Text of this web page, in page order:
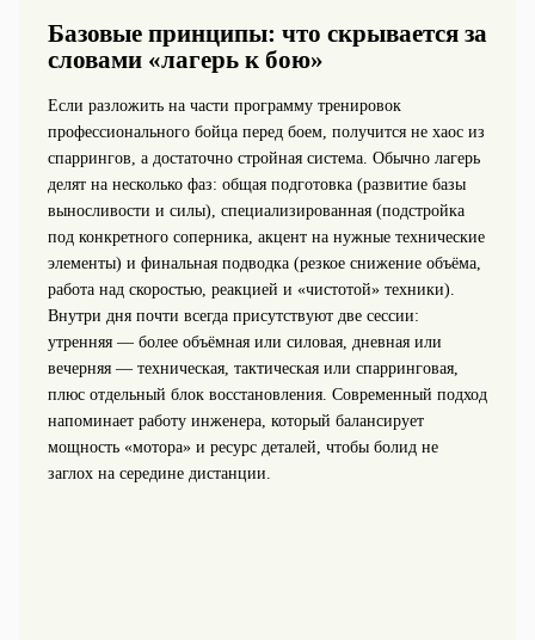
Базовые принципы: что скрывается за
словами «лагерь к бою»
Если разложить на части программу тренировок
профессионального бойца перед боем, получится не хаос из
спаррингов, а достаточно стройная система. Обычно лагерь
делят на несколько фаз: общая подготовка (развитие базы
выносливости и силы), специализированная (подстройка
под конкретного соперника, акцент на нужные технические
элементы) и финальная подводка (резкое снижение объёма,
работа над скоростью, реакцией и «чистотой» техники).
Внутри дня почти всегда присутствуют две сессии:
утренняя — более объёмная или силовая, дневная или
вечерняя — техническая, тактическая или спарринговая,
плюс отдельный блок восстановления. Современный подход
напоминает работу инженера, который балансирует
мощность «мотора» и ресурс деталей, чтобы болид не
заглох на середине дистанции.